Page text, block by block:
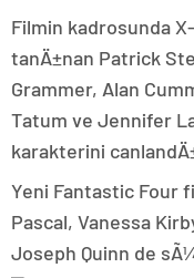
Filmin kadrosunda
tanÄ±nan Patrick
Grammer, Alan
Tatum ve Jennifer
karakterini
Yeni Fantastic Four
Pascal, Vanessa
Joseph Quinn de